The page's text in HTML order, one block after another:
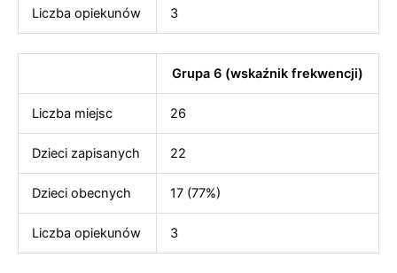
Liczba opiekunów 3
Grupa 6 (wskaźnik frekwencji)
Liczba miejsc 26
Dzieci zapisanych 22
Dzieci obecnych 17 (77%)
Liczba opiekunów 3